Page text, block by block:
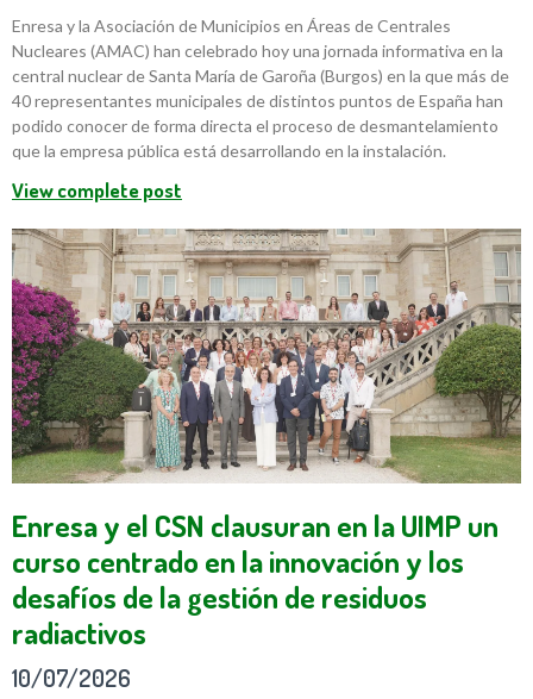
Enresa y la Asociación de Municipios en Áreas de Centrales
Nucleares (AMAC) han celebrado hoy una jornada informativa en la
central nuclear de Santa María de Garoña (Burgos) en la que más de
40 representantes municipales de distintos puntos de España han
podido conocer de forma directa el proceso de desmantelamiento
que la empresa pública está desarrollando en la instalación.
View complete post
Enresa y el CSN clausuran en la UIMP un
curso centrado en la innovación y los
desafíos de la gestión de residuos
radiactivos
10/07/2026